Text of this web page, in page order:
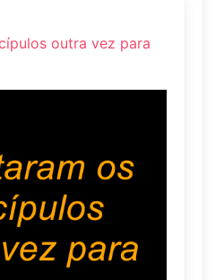
outra vez para